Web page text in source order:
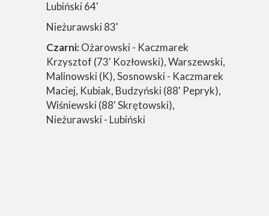
Lubiński 64'
Nieżurawski 83'
Czarni:Ożarowski - Kaczmarek
Krzysztof (73' Kozłowski), Warszewski,
Malinowski (K), Sosnowski - Kaczmarek
Maciej, Kubiak, Budzyński (88' Pepryk),
Wiśniewski (88' Skrętowski),
Nieżurawski - Lubiński